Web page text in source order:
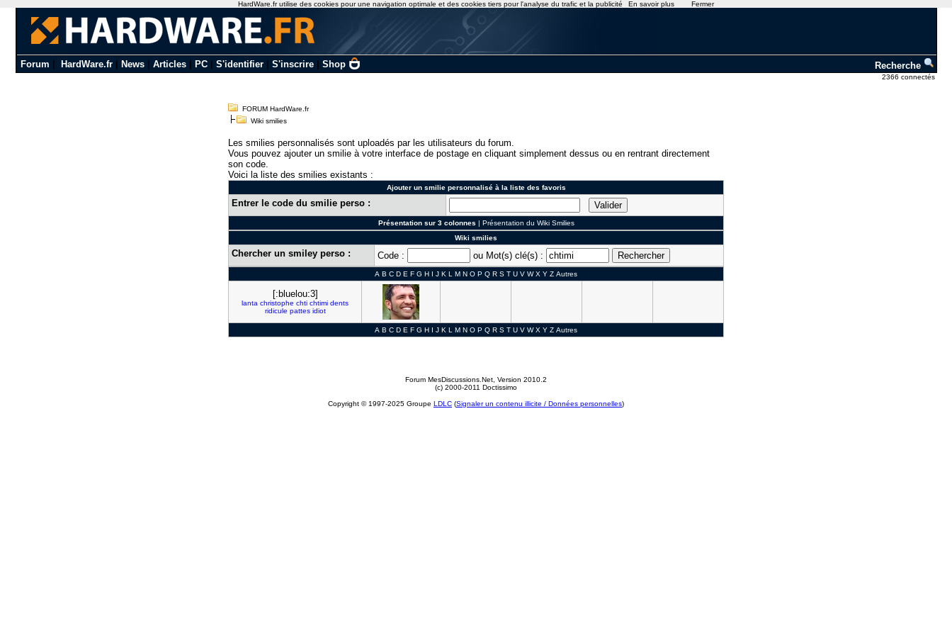
Forum HardWare.fr| News| Articles| PC| S'identifier| S'inscrire| Shop Recherche
2366 connectés
FORUM HardWare.fr
Wiki smilies
Les smilies personnalisés sont uploadés par les utilisateurs du forum.
Vous pouvez ajouter un smilie à votre interface de postage en cliquant simplement dessus ou en rentrant directement
son code.
Voici la liste des smilies existants :
Ajouter un smilie personnalisé à la liste des favoris
Entrer le code du smilie perso :
Présentation sur 3 colonnes | Présentation du Wiki Smilies
Wiki smilies
Chercher un smiley perso : Code : ou Mot(s) clé(s) :
A B C D E F G H I J K L M N O P Q R S T U V W X Y Z Autres
[:bluelou:3]
lanta christophe chti chtimi dents
ridicule pattes idiot
A B C D E F G H I J K L M N O P Q R S T U V W X Y Z Autres
Forum MesDiscussions.Net , Version 2010.2
(c) 2000-2011 Doctissimo
Copyright © 1997-2025 Groupe LDLC (Signaler un contenu illicite / Données personnelles)
HardWare.fr utilise des cookies pour une navigation optimale et des cookies tiers pour l'analyse du trafic et la publicité En savoir plus Fermer